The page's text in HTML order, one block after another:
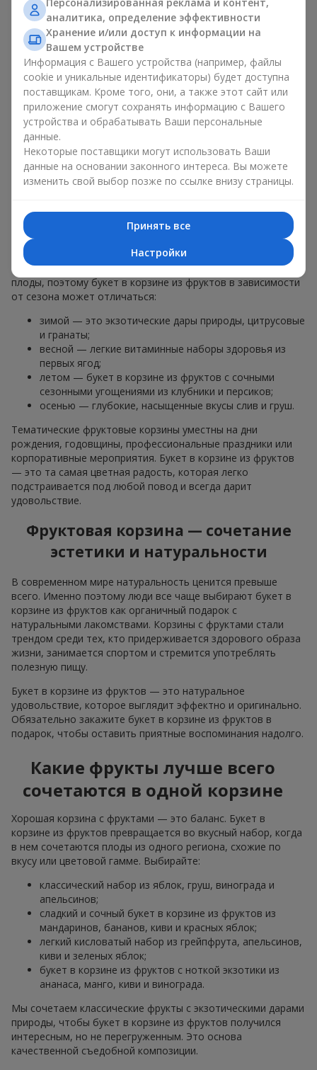
меньше, чем наполнение. Именно праздничное оформление
превращает обычный букет в корзине из фруктов в
гастрономический подарок. В компанииFlowers.uaмы
всегда учитываем пожелания клиента при создании декора.
При формировании композиции используются натуральные
материалы, продуманная упаковка вкуса и, конечно,
декоративные элементы, соответствующие событию.
По желанию клиента корзина с фруктами может быть
оформлена в прозрачной пленке или стильной коробке —
всегда с праздничной подачей, которая выглядит аккуратно
и презентабельно.
Тематические фруктовые
композиции для праздников
и сезонов
Каждое время года имеет свой характер и свои сезонные
плоды, поэтому букет в корзине из фруктов в зависимости
от сезона может отличаться:
зимой — это экзотические дары природы, цитрусовые
и гранаты;
весной — легкие витаминные наборы здоровья из
первых ягод;
летом — букет в корзине из фруктов с сочными
сезонными угощениями из клубники и персиков;
осенью — глубокие, насыщенные вкусы слив и груш.
Тематические фруктовые корзины уместны на дни
рождения, годовщины, профессиональные праздники или
корпоративные мероприятия. Букет в корзине из фруктов
— это та самая цветная радость, которая легко
подстраивается под любой повод и всегда дарит
удовольствие.
Фруктовая корзина — сочетание
эстетики и натуральности
В современном мире натуральность ценится превыше
всего. Именно поэтому люди все чаще выбирают букет в
корзине из фруктов как органичный подарок с
натуральными лакомствами. Корзины с фруктами стали
трендом среди тех, кто придерживается здорового образа
жизни, занимается спортом и стремится употреблять
полезную пищу.
Букет в корзине из фруктов — это натуральное
удовольствие, которое выглядит эффектно и оригинально.
Обязательно закажите букет в корзине из фруктов в
подарок, чтобы оставить приятные воспоминания надолго.
Какие фрукты лучше всего
сочетаются в одной корзине
Хорошая корзина с фруктами — это баланс. Букет в
корзине из фруктов превращается во вкусный набор, когда
в нем сочетаются плоды из одного региона, схожие по
вкусу или цветовой гамме. Выбирайте:
классический набор из яблок, груш, винограда и
апельсинов;
сладкий и сочный букет в корзине из фруктов из
мандаринов, бананов, киви и красных яблок;
легкий кисловатый набор из грейпфрута, апельсинов,
киви и зеленых яблок;
букет в корзине из фруктов с ноткой экзотики из
ананаса, манго, киви и винограда.
Мы сочетаем классические фрукты с экзотическими дарами
природы, чтобы букет в корзине из фруктов получился
интересным, но не перегруженным. Это основа
качественной съедобной композиции.
аналитика, определение эффективности
Хранение и/или доступ к информации на
Вашем устройстве
Информация с Вашего устройства (например, файлы
cookie и уникальные идентификаторы) будет доступна
поставщикам. Кроме того, они, а также этот сайт или
приложение смогут сохранять информацию с Вашего
устройства и обрабатывать Ваши персональные
данные.
Некоторые поставщики могут использовать Ваши
данные на основании законного интереса. Вы можете
изменить свой выбор позже по ссылке внизу страницы.
Принять все
Настройки